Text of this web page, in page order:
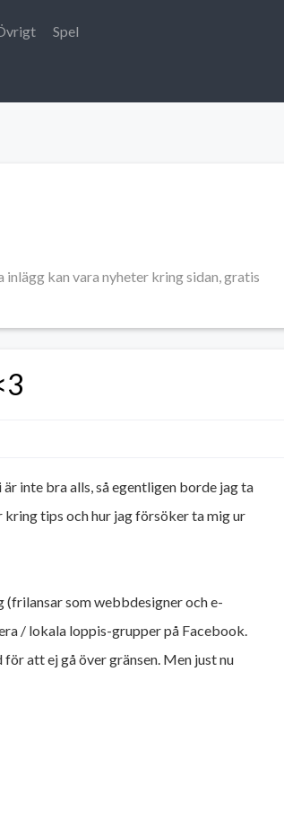
Spel
inlägg kan vara nyheter kring sidan, gratis
inte bra alls, så egentligen borde jag ta
tips och hur jag försöker ta mig ur
som webbdesigner och e-
/ lokala loppis-grupper på Facebook.
att ej gå över gränsen. Men just nu